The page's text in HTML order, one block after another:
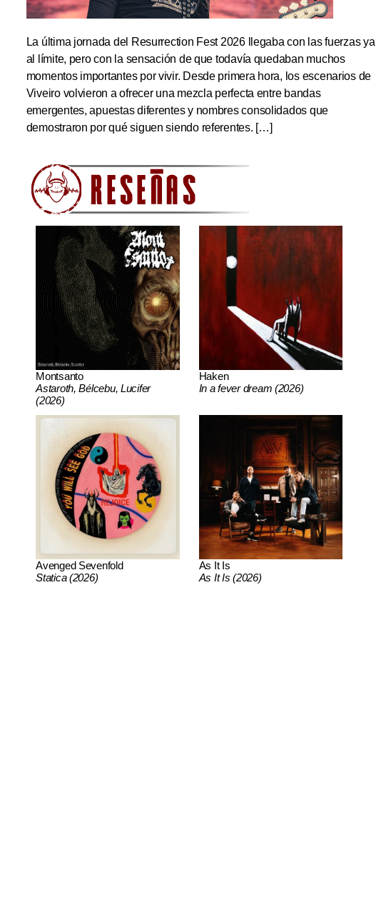
La última jornada del Resurrection Fest 2026 llegaba con las fuerzas ya
al límite, pero con la sensación de que todavía quedaban muchos
momentos importantes por vivir. Desde primera hora, los escenarios de
Viveiro volvieron a ofrecer una mezcla perfecta entre bandas
emergentes, apuestas diferentes y nombres consolidados que
demostraron por qué siguen siendo referentes. […]
Montsanto
Astaroth, Bélcebu, Lucifer
(2026)
Haken
In a fever dream (2026)
Avenged Sevenfold
Statica (2026)
As It Is
As It Is (2026)